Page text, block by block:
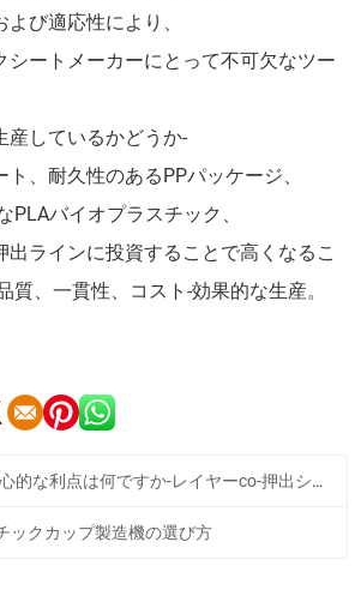
び適応性により、
シートメーカーにとって不可欠なツー
産しているかどうか-
、耐久性のあるPPパッケージ、
PLAバイオプラスチック、
出ラインに投資することで高くなるこ
質、一貫性、コスト-効果的な生産。
利点は何ですか-レイヤーco-押出シート生産ライン？
ックカップ製造機の選び方